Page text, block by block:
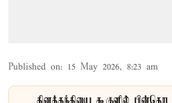
Published on: 15 May 2026, 8:23 am